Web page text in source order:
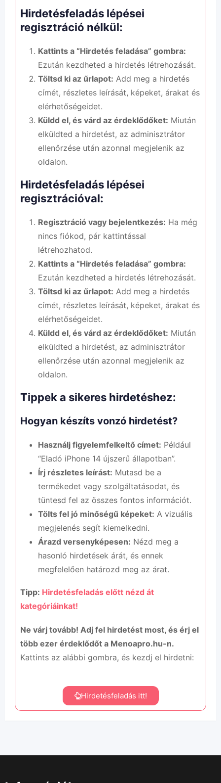
Hirdetésfeladás lépései
regisztráció nélkül:
Kattints a “Hirdetés feladása” gombra:
Ezután kezdheted a hirdetés létrehozását.
Töltsd ki az űrlapot: Add meg a hirdetés
címét, részletes leírását, képeket, árakat és
elérhetőségeidet.
Küldd el, és várd az érdeklődőket: Miután
elküldted a hirdetést, az adminisztrátor
ellenőrzése után azonnal megjelenik az
oldalon.
Hirdetésfeladás lépései
regisztrációval:
Regisztráció vagy bejelentkezés: Ha még
nincs fiókod, pár kattintással
létrehozhatod.
Kattints a “Hirdetés feladása” gombra:
Ezután kezdheted a hirdetés létrehozását.
Töltsd ki az űrlapot: Add meg a hirdetés
címét, részletes leírását, képeket, árakat és
elérhetőségeidet.
Küldd el, és várd az érdeklődőket: Miután
elküldted a hirdetést, az adminisztrátor
ellenőrzése után azonnal megjelenik az
oldalon.
Tippek a sikeres hirdetéshez:
Hogyan készíts vonzó hirdetést?
Használj figyelemfelkeltő címet: Például
“Eladó iPhone 14 újszerű állapotban”.
Írj részletes leírást: Mutasd be a
termékedet vagy szolgáltatásodat, és
tüntesd fel az összes fontos információt.
Tölts fel jó minőségű képeket: A vizuális
megjelenés segít kiemelkedni.
Árazd versenyképesen: Nézd meg a
hasonló hirdetések árát, és ennek
megfelelően határozd meg az árat.
Tipp: Hirdetésfeladás előtt nézd át
kategóriáinkat!
Ne várj tovább! Adj fel hirdetést most, és érj el
több ezer érdeklődőt a Menoapro.hu-n.
Kattints az alábbi gombra, és kezdj el hirdetni:
Hirdetésfeladás itt!